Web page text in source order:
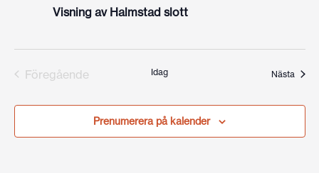
Visning av Halmstad slott
Föregående
Idag Nästa
Prenumerera på kalender